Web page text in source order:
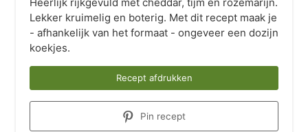
Heerlijk rijkgevuld met cheddar, tijm en rozemarijn.
Lekker kruimelig en boterig. Met dit recept maak je
- afhankelijk van het formaat - ongeveer een dozijn
koekjes.
Recept afdrukken
Pin recept